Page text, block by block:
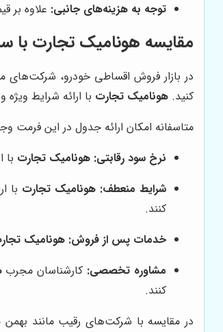
توجه به هزینه‌های جانبی: علاوه بر
مقایسه هونامیک تجارت با
در بازار فروش اقساطی خودرو، شرکت‌های
کنید. هونامیک تجارت با ارائه شرایط
متاسفانه امکان ارائه جدول در این فرمت
نرخ سود رقابتی: هونامیک تجارت
شرایط منعطف: هونامیک تجارت با
کنند.
خدمات پس از فروش: هونامیک
مشاوره تخصصی: کارشناسان مجرب
کنند.
در مقایسه با شرکت‌های رقیب مانند بهمن